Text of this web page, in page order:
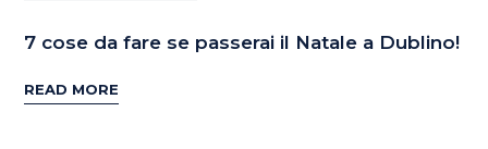
7 cose da fare se passerai il Natale a Dublino!
READ MORE